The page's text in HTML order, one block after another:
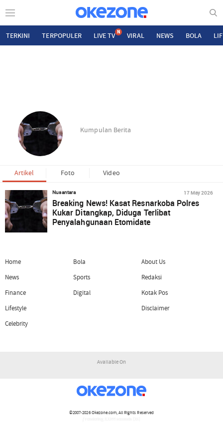
TERKINI TERPOPULER LIVE TV N VIRAL NEWS BOLA
Kumpulan Berita
Artikel Foto Video
Nusantara 17 May 2026
Breaking News! Kasat Resnarkoba Polres
Kukar Ditangkap, Diduga Terlibat
Penyalahgunaan Etomidate
Home
News
Finance
Lifestyle
Celebrity
Bola
Sports
Digital
About Us
Redaksi
Kotak Pos
Disclaimer
Available On
©2007-2026Okezone.com, All Rights Reserved